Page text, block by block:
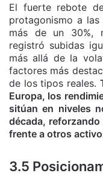
El fuerte rebote
protagonismo a
más de un 30%,
registró subidas
más allá de la
factores más
de los tipos reales.
Europa, los
sitúan en niveles
década,
frente a otros
3.5